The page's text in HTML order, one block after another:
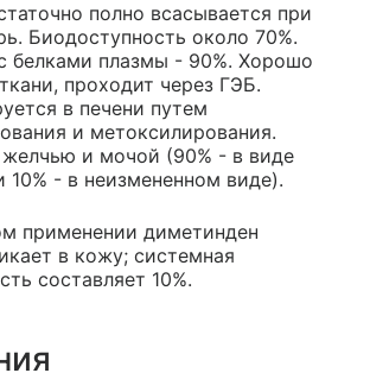
полно всасывается при
Биодоступность около 70%.
белками плазмы - 90%. Хорошо
проходит через ГЭБ.
в печени путем
и метоксилирования.
и мочой (90% - в виде
10% - в неизмененном виде).
применении диметинден
в кожу; системная
составляет 10%.